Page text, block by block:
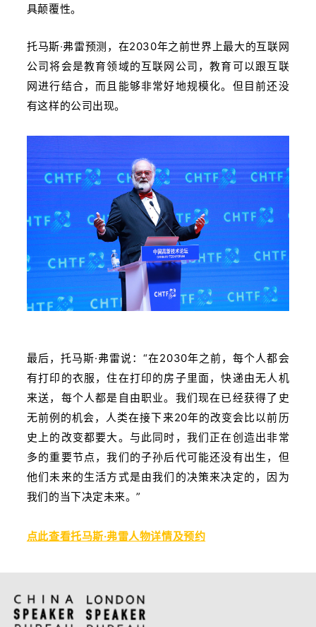
具颠覆性。
托马斯·弗雷预测，在2030年之前世界上最大的互联网
公司将会是教育领域的互联网公司，教育可以跟互联
网进行结合，而且能够非常好地规模化。
但目前还没
有这样的公司出现。
最后，托马斯·弗雷说：“在2030年之前，每个人都会
有打印的衣服，住在打印的房子里面，快递由无人机
来送，每个人都是自由职业。我们现在已经获得了史
无前例的机会，人类在接下来20年的改变会比以前历
史上的改变都要大。与此同时，我们正在创造出非常
多的重要节点，我们的子孙后代可能还没有出生，但
他们未来的生活方式是由我们的决策来决定的，因为
我们的当下决定未来。”
点此查看托马斯·弗雷人物详情及预约